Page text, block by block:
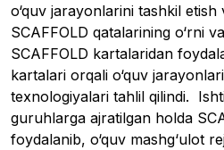
o‘quv jarayonlarini tashkil etish
SCAFFOLD qatalarining o‘rni
SCAFFOLD kartalaridan
kartalari orqali o‘quv
texnologiyalari tahlil qilindi.
guruhlarga ajratilgan holda
foydalanib, o‘quv mashg‘ulot